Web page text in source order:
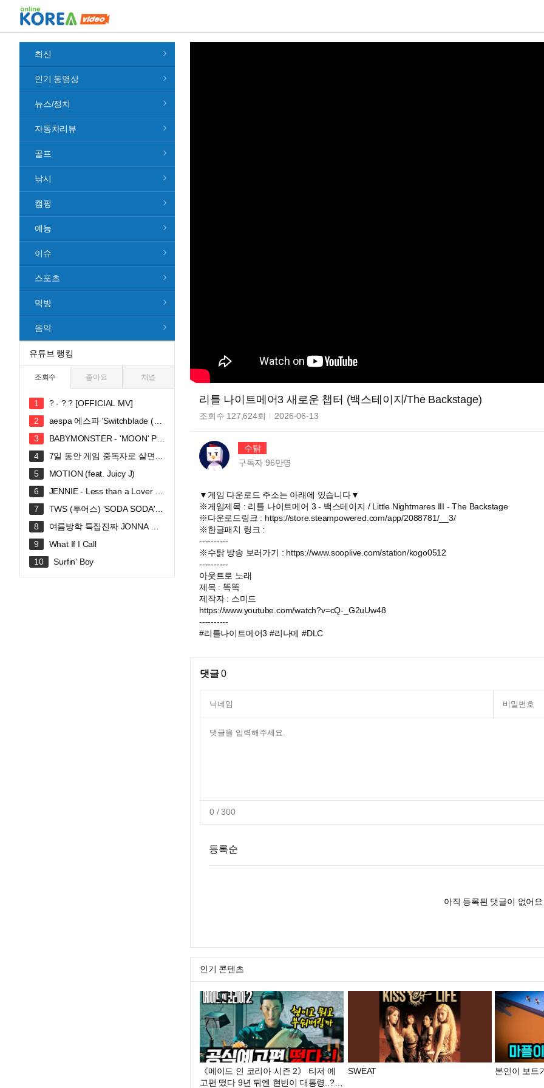
최신
인기 동영상
뉴스/정치
자동차리뷰
골프
낚시
캠핑
예능
이슈
스포츠
먹방
음악
유튜브 랭킹
조회수 좋아요 채널
? - ? ? [OFFICIAL MV]
aespa 에스파 'Switchblade (Fe
at. Ty Dolla $ign)' MV
BABYMONSTER - 'MOON' PE
RFORMANCE VIDEO
7일 동안 게임 중독자로 살면
생기는 일
MOTION (feat. Juicy J)
JENNIE - Less than a Lover (O
fficial Lyric Video)
TWS (투어스) 'SODA SODA' O
fficial MV
여름방학 특집진짜 JONNA 웃
깁니다ㅠㅠㅠ 혜안져스 덕몽어스 완
전체 합방!
What If I Call
Surfin' Boy
리틀 나이트메어3 새로운 챕터 (백스테이지/The Backstage)
조회수 127,624회 2026-06-13
수탉
구독자96만명
▼게임 다운로드 주소는 아래에 있습니다▼
※게임제목 : 리틀 나이트메어 3 - 백스테이지 / Little Nightmares III - The Backstage
※다운로드링크 : https://store.steampowered.com/app/2088781/__3/
※한글패치 링크 :
----------
※수탉 방송 보러가기 : https://www.sooplive.com/station/kogo0512
----------
아웃트로 노래
제목 : 똑똑
제작자 : 스미드
https://www.youtube.com/watch?v=cQ-_G2uUw48
----------
#리틀나이트메어3 #리나메 #DLC
댓글0
0/ 300
등록순
아직 등록된 댓글이 없어요
인기 콘텐츠
《메이드 인 코리아 시즌 2》 티저 예
고편 떴다 9년 뒤엔 현빈이 대통령..?
SWEAT 본인이 보트